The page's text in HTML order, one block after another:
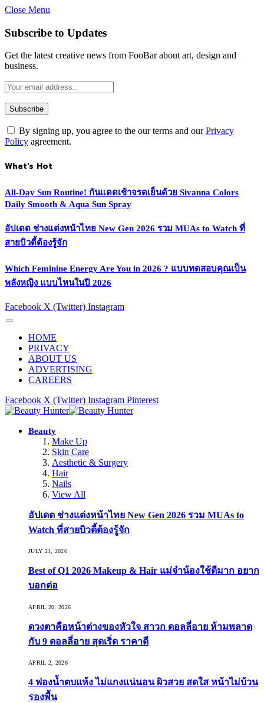
Close Menu
Subscribe to Updates
Get the latest creative news from FooBar about art, design and
business.
By signing up, you agree to the our terms and ourPrivacy
Policy agreement.
What's Hot
All-Day Sun Routine! กันแดดเช้าจรดเย็นด้วย Sivanna Colors
Daily Smooth & Aqua Sun Spray
อัปเดต ช่างแต่งหน้าไทย New Gen 2026 รวม MUAs to Watch ที่
สายบิวตี้ต้องรู้จัก
Which Feminine Energy Are You in 2026 ? แบบทดสอบคุณเป็น
พลังหญิง แบบไหนในปี 2026
Facebook X (Twitter) Instagram
HOME
PRIVACY
ABOUT US
ADVERTISING
CAREERS
Facebook X (Twitter) Instagram Pinterest
Beauty
Make Up
Skin Care
Aesthetic & Surgery
Hair
Nails
View All
อัปเดต ช่างแต่งหน้าไทย New Gen 2026 รวม MUAs to
Watch ที่สายบิวตี้ต้องรู้จัก
JULY 21, 2026
Best of Q1 2026 Makeup & Hair แม่จ๋าน้องใช้ดีมาก อยาก
บอกต่อ
APRIL 20, 2026
ดวงตาคือหน้าต่างของหัวใจ สาวก ดอลลี่อาย ห้ามพลาด
กับ 9 ดอลลี่อาย สุดเริ่ด ราคาดี
APRIL 2, 2026
4 ฟองน้ำตบแห้ง ไม่แกงแน่นอน ผิวสวย สดใส หน้าไม่บ้วน
รองพื้น